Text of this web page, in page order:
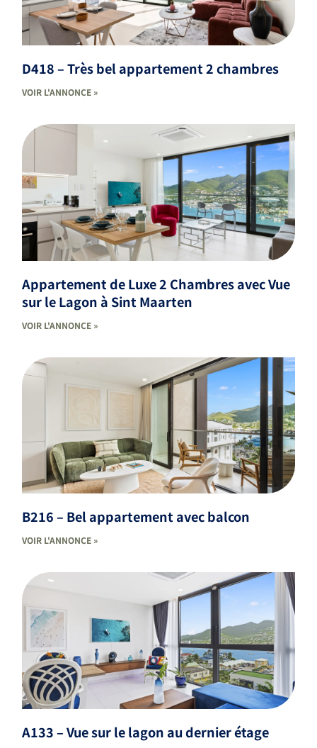
D418 – Très bel appartement 2 chambres
VOIR L'ANNONCE »
Appartement de Luxe 2 Chambres avec Vue
sur le Lagon à Sint Maarten
VOIR L'ANNONCE »
B216 – Bel appartement avec balcon
VOIR L'ANNONCE »
A133 – Vue sur le lagon au dernier étage